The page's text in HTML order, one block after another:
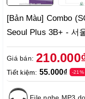
[Bản Màu] Combo
Seoul Plus 3B+ - 서
Giá bán:
Tiết kiệm: 55.000₫ -21%
File nghe MP3